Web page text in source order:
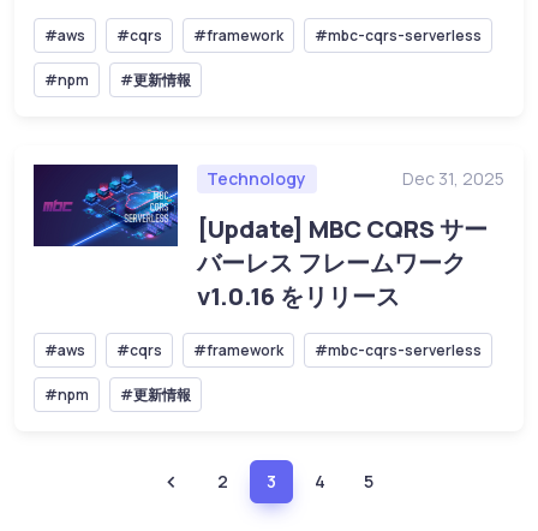
#aws #cqrs #framework #mbc-cqrs-serverless
#npm #更新情報
Technology Dec 31, 2025
[Update] MBC CQRS サー
バーレス フレームワーク
v1.0.16 をリリース
#aws #cqrs #framework #mbc-cqrs-serverless
#npm #更新情報
2 3 4 5